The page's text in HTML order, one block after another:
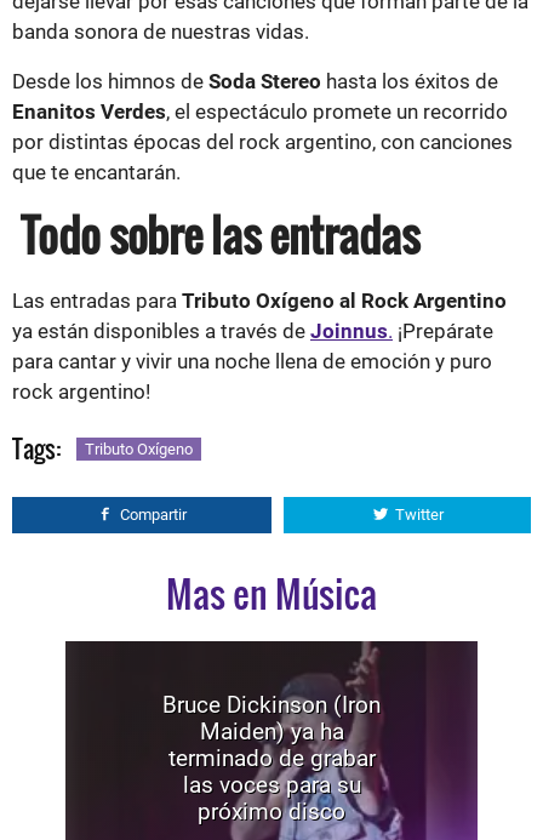
banda sonora de nuestras vidas.
Desde los himnos de Soda Stereo hasta los éxitos de
Enanitos Verdes, el espectáculo promete un recorrido
por distintas épocas del rock argentino, con canciones
que te encantarán.
Todo sobre las entradas
Las entradas para Tributo Oxígeno al Rock Argentino
ya están disponibles a través de Joinnus. ¡Prepárate
para cantar y vivir una noche llena de emoción y puro
rock argentino!
Tags: Tributo Oxígeno
Compartir Twitter
Mas en Música
Bruce Dickinson (Iron
Maiden) ya ha
terminado de grabar
las voces para su
próximo disco